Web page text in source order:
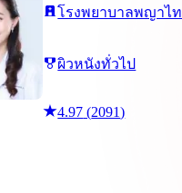
โรงพยาบาลพญาไท
ผิวหนังทั่วไป
4.97 (2091)